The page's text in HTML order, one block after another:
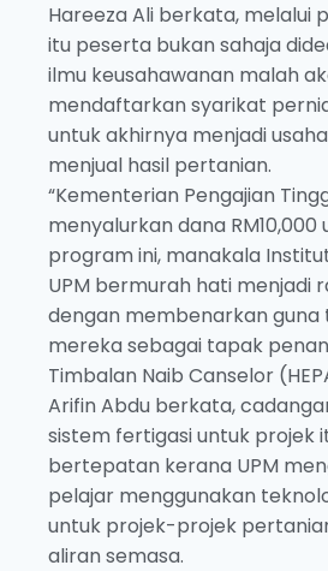
Hareeza Ali berkata, melalui
itu peserta bukan sahaja
ilmu keusahawanan malah
mendaftarkan syarikat
untuk akhirnya menjadi
menjual hasil pertanian.
“Kementerian Pengajian
menyalurkan dana
program ini, manakala
UPM bermurah hati menjadi
dengan membenarkan guna
mereka sebagai tapak
Timbalan Naib Canselor
Arifin Abdu berkata,
sistem fertigasi untuk projek
bertepatan kerana UPM
pelajar menggunakan
untuk projek-projek
aliran semasa.